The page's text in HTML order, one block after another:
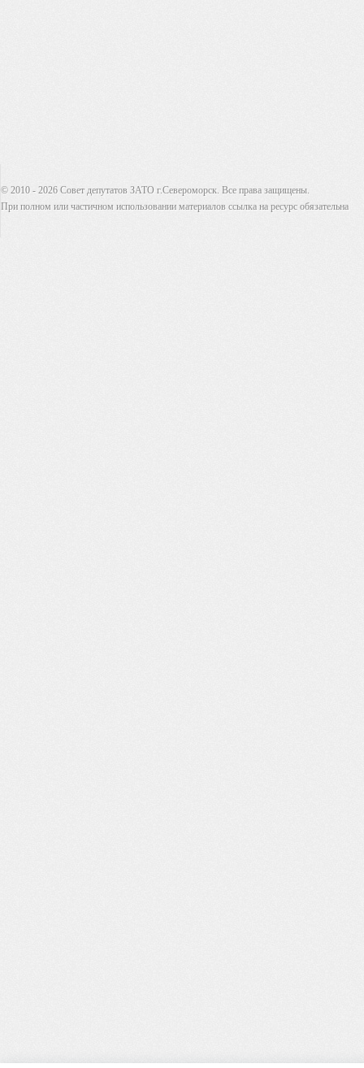
© 2010 - 2026 Совет депутатов ЗАТО г.Североморск. Все права защищены.
При полном или частичном использовании материалов ссылка на ресурс обязательна